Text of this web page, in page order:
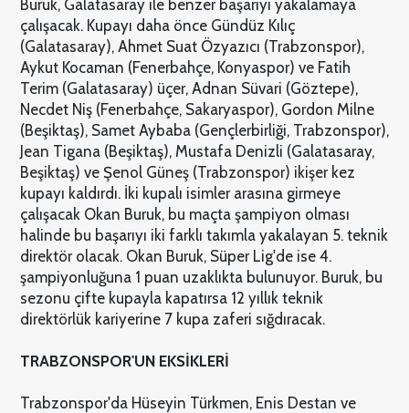
Buruk, Galatasaray ile benzer başarıyı yakalamaya
çalışacak. Kupayı daha önce Gündüz Kılıç
(Galatasaray), Ahmet Suat Özyazıcı (Trabzonspor),
Aykut Kocaman (Fenerbahçe, Konyaspor) ve Fatih
Terim (Galatasaray) üçer, Adnan Süvari (Göztepe),
Necdet Niş (Fenerbahçe, Sakaryaspor), Gordon Milne
(Beşiktaş), Samet Aybaba (Gençlerbirliği, Trabzonspor),
Jean Tigana (Beşiktaş), Mustafa Denizli (Galatasaray,
Beşiktaş) ve Şenol Güneş (Trabzonspor) ikişer kez
kupayı kaldırdı. İki kupalı isimler arasına girmeye
çalışacak Okan Buruk, bu maçta şampiyon olması
halinde bu başarıyı iki farklı takımla yakalayan 5. teknik
direktör olacak. Okan Buruk, Süper Lig'de ise 4.
şampiyonluğuna 1 puan uzaklıkta bulunuyor. Buruk, bu
sezonu çifte kupayla kapatırsa 12 yıllık teknik
direktörlük kariyerine 7 kupa zaferi sığdıracak.
TRABZONSPOR'UN EKSİKLERİ
Trabzonspor'da Hüseyin Türkmen, Enis Destan ve